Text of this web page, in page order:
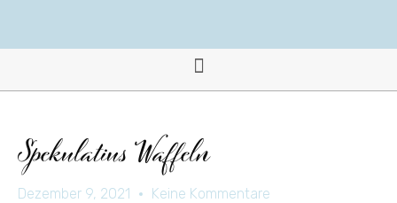
Spekulatius Waffeln
Dezember 9, 2021 Keine Kommentare